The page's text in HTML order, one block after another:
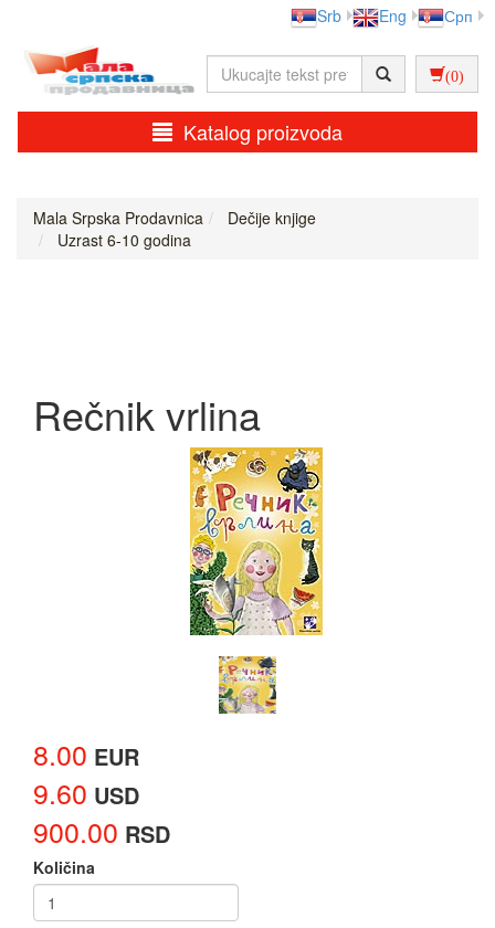
Srb Eng Срп
(0)
Katalog proizvoda
Mala Srpska Prodavnica
Dečije knjige
Uzrast 6-10 godina
Rečnik vrlina
8.00 EUR
9.60 USD
900.00 RSD
Količina